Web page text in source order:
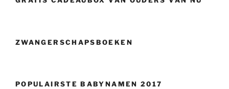
ZWANGERSCHAPSBOEKEN
POPULAIRSTE BABYNAMEN 2017